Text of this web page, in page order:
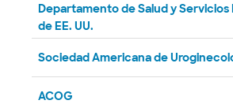
Departamento de Salud y Servicios
de EE. UU.
Sociedad Americana de
ACOG